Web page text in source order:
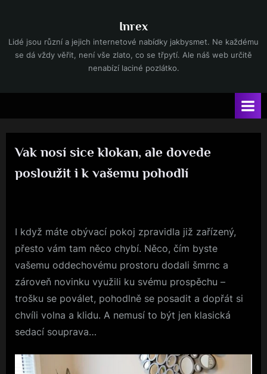
content
Inrex
Lidé jsou různí a jejich internetové nabídky jakbysmet. Ne každému
se dá vždy věřit, není vše zlato, co se třpytí. Ale náš web určitě
nenabízí laciné pozlátko.
Vak nosí sice klokan, ale dovede
posloužit i k vašemu pohodlí
I když máte obývací pokoj zpravidla již zařízený,
přesto vám tam něco chybí. Něco, čím byste
vašemu oddechovému prostoru dodali šmrnc a
zároveň novinku využili ku svému prospěchu –
trošku se poválet, pohodlně se posadit a dopřát si
chvíli volna a klidu. A nemusí to být jen klasická
sedací souprava…